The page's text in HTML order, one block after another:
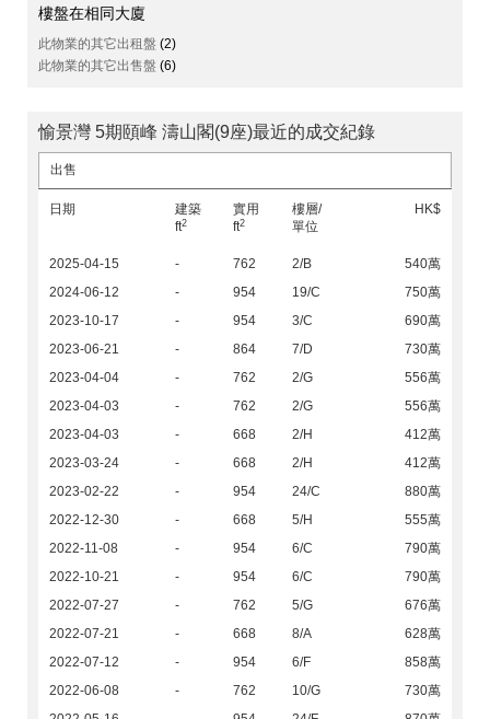
樓盤在相同大廈
此物業的其它出租盤 (2)
此物業的其它出售盤 (6)
愉景灣 5期頤峰 濤山閣(9座)最近的成交紀錄
出售
日期
建築
ft2
實用
ft2
樓層/
單位
HK$
2025-04-15 - 762 2/B
540萬
2024-06-12
- 954 19/C
750萬
2023-10-17
- 954 3/C
690萬
2023-06-21
- 864 7/D
730萬
2023-04-04
- 762 2/G
556萬
2023-04-03
- 762 2/G
556萬
2023-04-03
- 668 2/H
412萬
2023-03-24
- 668 2/H
412萬
2023-02-22
- 954 24/C
880萬
2022-12-30
- 668 5/H
555萬
2022-11-08
- 954 6/C
790萬
2022-10-21
- 954 6/C
790萬
2022-07-27
- 762 5/G
676萬
2022-07-21
- 668 8/A
628萬
2022-07-12
- 954 6/F
858萬
2022-06-08
- 762 10/G
730萬